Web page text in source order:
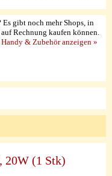
gibt noch mehr Shops, in
Rechnung kaufen können.
& Zubehör anzeigen »
20W (1 Stk)